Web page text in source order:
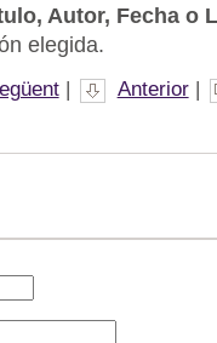
Autor, Fecha o
elegida.
| Anterior|